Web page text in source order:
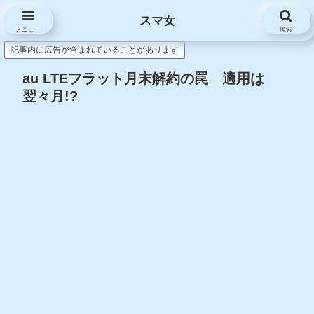
スマ女
記事内に広告が含まれていることがあります
au LTEフラット月末解約の罠 適用は
翌々月!?
メニュー
スマ女
検索